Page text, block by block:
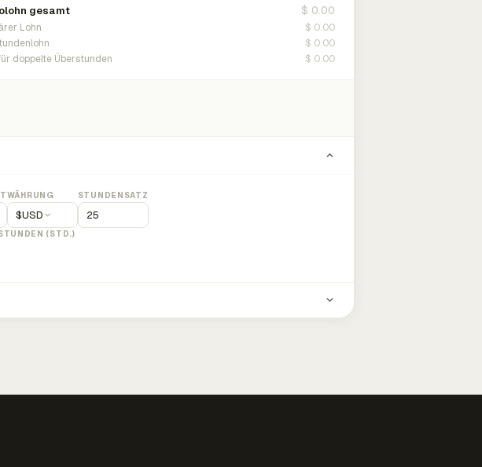
gesamt $ 0.00
Lohn $ 0.00
$ 0.00
doppelte Überstunden $ 0.00
WÄHRUNG
$USD
STUNDENSATZ
(STD.)